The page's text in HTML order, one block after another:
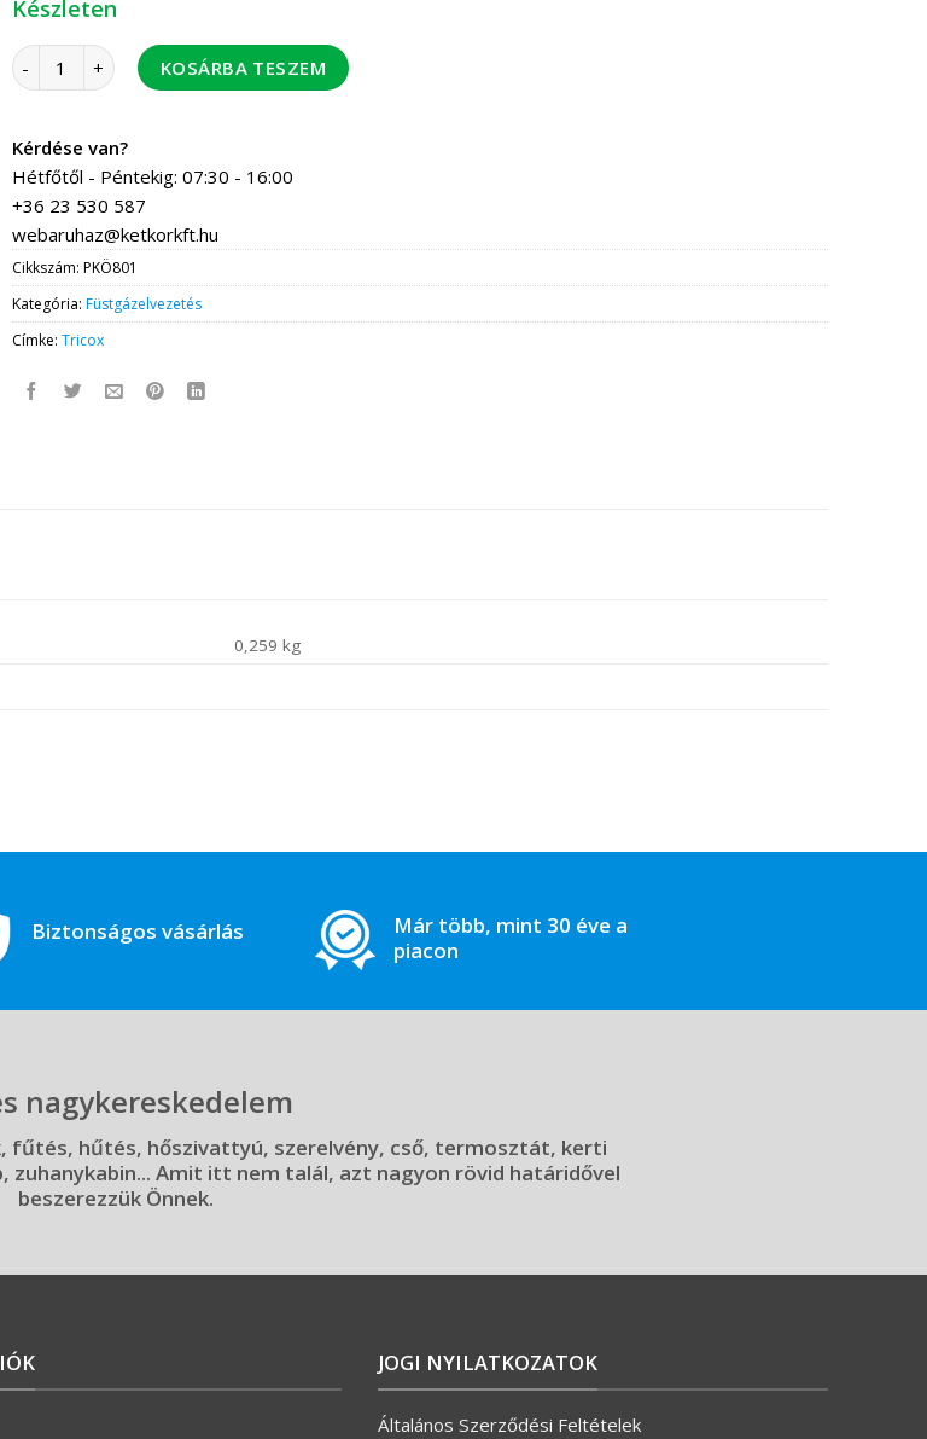
Készleten
Tricox PKÖ801 PPs könyök 110 87' mennyiség
KOSÁRBA TESZEM
Kérdése van?
Hétfőtől - Péntekig: 07:30 - 16:00
+36 23 530 587
webaruhaz@ketkorkft.hu
Cikkszám:PKÖ801
Kategória:Füstgázelvezetés
Címke:Tricox
0,259 kg
Biztonságos vásárlás
Már több, mint 30 éve a
piacon
nagykereskedelem
fűtés, hűtés, hőszivattyú, szerelvény, cső, termosztát, kerti
zuhanykabin... Amit itt nem talál, azt nagyon rövid határidővel
beszerezzük Önnek.
JOGI NYILATKOZATOK
Általános Szerződési Feltételek